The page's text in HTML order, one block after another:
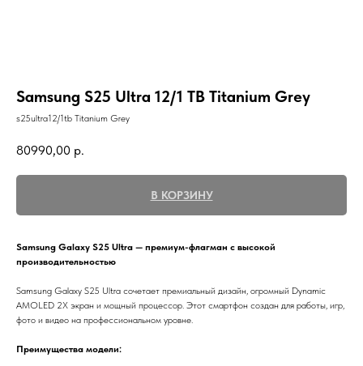
Samsung S25 Ultra 12/1 TB Titanium Grey
s25ultra12/1tb Titanium Grey
80990,00 р.
В КОРЗИНУ
Samsung Galaxy S25 Ultra — премиум-флагман с высокой
производительностью
Samsung Galaxy S25 Ultra сочетает премиальный дизайн, огромный Dynamic
AMOLED 2X экран и мощный процессор. Этот смартфон создан для работы, игр,
фото и видео на профессиональном уровне.
Преимущества модели: